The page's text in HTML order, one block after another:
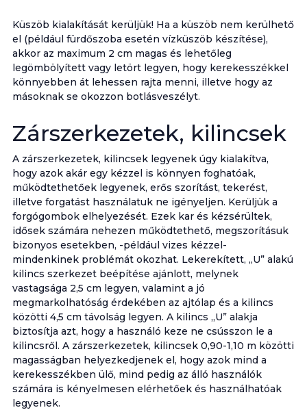
Küszöb kialakítását kerüljük! Ha a küszöb nem kerülhető
el (például fürdőszoba esetén vízküszöb készítése),
akkor az maximum 2 cm magas és lehetőleg
legömbölyített vagy letört legyen, hogy kerekesszékkel
könnyebben át lehessen rajta menni, illetve hogy az
másoknak se okozzon botlásveszélyt.
Zárszerkezetek, kilincsek
A zárszerkezetek, kilincsek legyenek úgy kialakítva,
hogy azok akár egy kézzel is könnyen foghatóak,
működtethetőek legyenek, erős szorítást, tekerést,
illetve forgatást használatuk ne igényeljen. Kerüljük a
forgógombok elhelyezését. Ezek kar és kézsérültek,
idősek számára nehezen működtethető, megszorításuk
bizonyos esetekben, -például vizes kézzel-
mindenkinek problémát okozhat. Lekerekített, „U” alakú
kilincs szerkezet beépítése ajánlott, melynek
vastagsága 2,5 cm legyen, valamint a jó
megmarkolhatóság érdekében az ajtólap és a kilincs
közötti 4,5 cm távolság legyen. A kilincs „U” alakja
biztosítja azt, hogy a használó keze ne csússzon le a
kilincsről. A zárszerkezetek, kilincsek 0,90-1,10 m közötti
magasságban helyezkedjenek el, hogy azok mind a
kerekesszékben ülő, mind pedig az álló használók
számára is kényelmesen elérhetőek és használhatóak
legyenek.